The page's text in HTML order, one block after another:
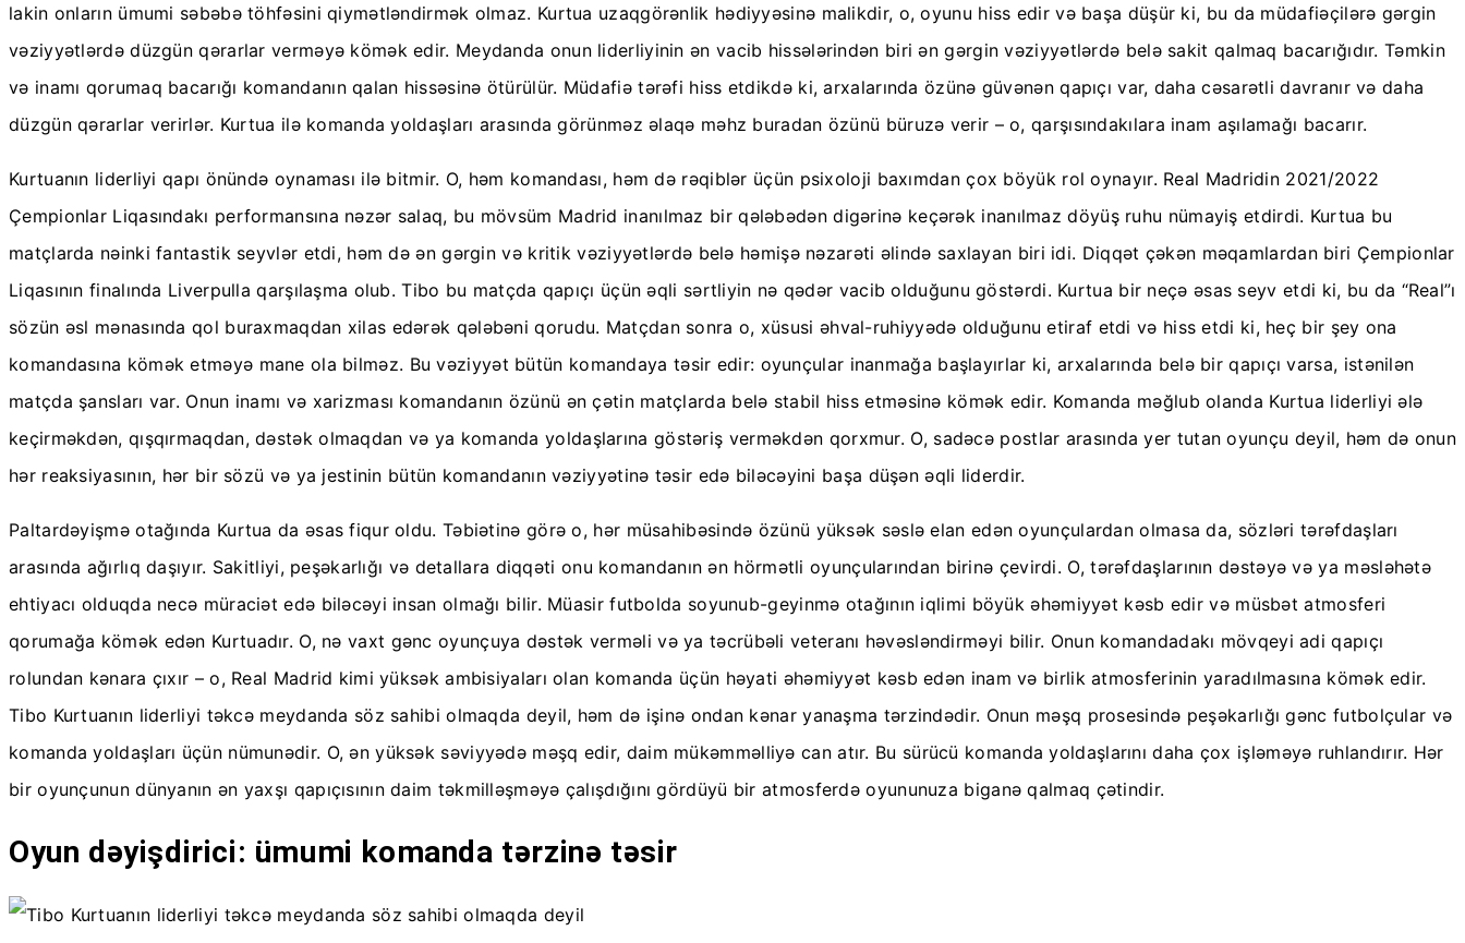
lakin onların ümumi səbəbə töhfəsini qiymətləndirmək olmaz. Kurtua uzaqgörənlik hədiyyəsinə malikdir, o, oyunu hiss edir və başa düşür ki, bu da müdafiəçilərə gərgin
vəziyyətlərdə düzgün qərarlar verməyə kömək edir. Meydanda onun liderliyinin ən vacib hissələrindən biri ən gərgin vəziyyətlərdə belə sakit qalmaq bacarığıdır. Təmkin
və inamı qorumaq bacarığı komandanın qalan hissəsinə ötürülür. Müdafiə tərəfi hiss etdikdə ki, arxalarında özünə güvənən qapıçı var, daha cəsarətli davranır və daha
düzgün qərarlar verirlər. Kurtua ilə komanda yoldaşları arasında görünməz əlaqə məhz buradan özünü büruzə verir – o, qarşısındakılara inam aşılamağı bacarır.
Kurtuanın liderliyi qapı önündə oynaması ilə bitmir. O, həm komandası, həm də rəqiblər üçün psixoloji baxımdan çox böyük rol oynayır. Real Madridin 2021/2022
Çempionlar Liqasındakı performansına nəzər salaq, bu mövsüm Madrid inanılmaz bir qələbədən digərinə keçərək inanılmaz döyüş ruhu nümayiş etdirdi. Kurtua bu
matçlarda nəinki fantastik seyvlər etdi, həm də ən gərgin və kritik vəziyyətlərdə belə həmişə nəzarəti əlində saxlayan biri idi. Diqqət çəkən məqamlardan biri Çempionlar
Liqasının finalında Liverpulla qarşılaşma olub. Tibo bu matçda qapıçı üçün əqli sərtliyin nə qədər vacib olduğunu göstərdi. Kurtua bir neçə əsas seyv etdi ki, bu da “Real”ı
sözün əsl mənasında qol buraxmaqdan xilas edərək qələbəni qorudu. Matçdan sonra o, xüsusi əhval-ruhiyyədə olduğunu etiraf etdi və hiss etdi ki, heç bir şey ona
komandasına kömək etməyə mane ola bilməz. Bu vəziyyət bütün komandaya təsir edir: oyunçular inanmağa başlayırlar ki, arxalarında belə bir qapıçı varsa, istənilən
matçda şansları var. Onun inamı və xarizması komandanın özünü ən çətin matçlarda belə stabil hiss etməsinə kömək edir. Komanda məğlub olanda Kurtua liderliyi ələ
keçirməkdən, qışqırmaqdan, dəstək olmaqdan və ya komanda yoldaşlarına göstəriş verməkdən qorxmur. O, sadəcə postlar arasında yer tutan oyunçu deyil, həm də onun
hər reaksiyasının, hər bir sözü və ya jestinin bütün komandanın vəziyyətinə təsir edə biləcəyini başa düşən əqli liderdir.
Paltardəyişmə otağında Kurtua da əsas fiqur oldu. Təbiətinə görə o, hər müsahibəsində özünü yüksək səslə elan edən oyunçulardan olmasa da, sözləri tərəfdaşları
arasında ağırlıq daşıyır. Sakitliyi, peşəkarlığı və detallara diqqəti onu komandanın ən hörmətli oyunçularından birinə çevirdi. O, tərəfdaşlarının dəstəyə və ya məsləhətə
ehtiyacı olduqda necə müraciət edə biləcəyi insan olmağı bilir. Müasir futbolda soyunub-geyinmə otağının iqlimi böyük əhəmiyyət kəsb edir və müsbət atmosferi
qorumağa kömək edən Kurtuadır. O, nə vaxt gənc oyunçuya dəstək verməli və ya təcrübəli veteranı həvəsləndirməyi bilir. Onun komandadakı mövqeyi adi qapıçı
rolundan kənara çıxır – o, Real Madrid kimi yüksək ambisiyaları olan komanda üçün həyati əhəmiyyət kəsb edən inam və birlik atmosferinin yaradılmasına kömək edir.
Tibo Kurtuanın liderliyi təkcə meydanda söz sahibi olmaqda deyil, həm də işinə ondan kənar yanaşma tərzindədir. Onun məşq prosesində peşəkarlığı gənc futbolçular və
komanda yoldaşları üçün nümunədir. O, ən yüksək səviyyədə məşq edir, daim mükəmməlliyə can atır. Bu sürücü komanda yoldaşlarını daha çox işləməyə ruhlandırır. Hər
bir oyunçunun dünyanın ən yaxşı qapıçısının daim təkmilləşməyə çalışdığını gördüyü bir atmosferdə oyununuza biganə qalmaq çətindir.
Oyun dəyişdirici: ümumi komanda tərzinə təsir